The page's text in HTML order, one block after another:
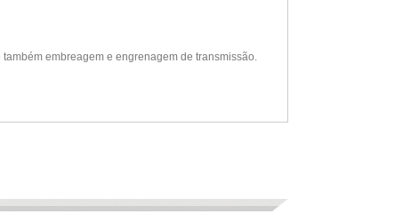
embreagem e engrenagem de transmissão.